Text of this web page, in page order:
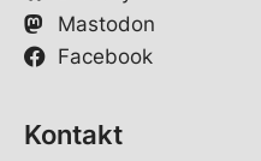
Mastodon
Facebook
Kontakt